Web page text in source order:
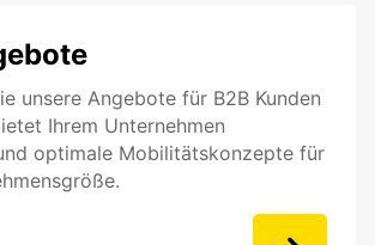
unsere Angebote für B2B Kunden
Ihrem Unternehmen
optimale Mobilitätskonzepte für